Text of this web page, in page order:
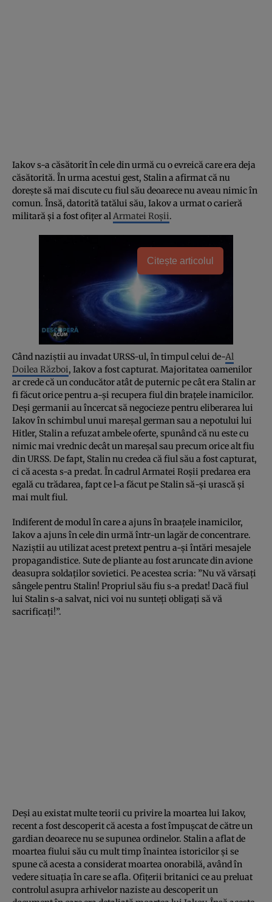
Iakov s-a căsătorit în cele din urmă cu o evreică care era deja
căsătorită. În urma acestui gest, Stalin a afirmat că nu
doreşte să mai discute cu fiul său deoarece nu aveau nimic în
comun. Însă, datorită tatălui său, Iakov a urmat o carieră
militară şi a fost ofiţer alArmatei Roşii.
Citește articolul
Când naziştii au invadat URSS-ul, în timpul celui de-Al
Doilea Război, Iakov a fost capturat. Majoritatea oamenilor
ar crede că un conducător atât de puternic pe cât era Stalin ar
fi făcut orice pentru a-şi recupera fiul din braţele inamicilor.
Deşi germanii au încercat să negocieze pentru eliberarea lui
Iakov în schimbul unui mareşal german sau a nepotului lui
Hitler, Stalin a refuzat ambele oferte, spunând că nu este cu
nimic mai vrednic decât un mareşal sau precum orice alt fiu
din URSS. De fapt, Stalin nu credea că fiul său a fost capturat,
ci că acesta s-a predat. În cadrul Armatei Roşii predarea era
egală cu trădarea, fapt ce l-a făcut pe Stalin să-şi urască şi
mai mult fiul.
Indiferent de modul în care a ajuns în braaţele inamicilor,
Iakov a ajuns în cele din urmă într-un lagăr de concentrare.
Naziştii au utilizat acest pretext pentru a-şi întări mesajele
propagandistice. Sute de pliante au fost aruncate din avione
deasupra soldaţilor sovietici. Pe acestea scria: ”Nu vă vărsaţi
sângele pentru Stalin! Propriul său fiu s-a predat! Dacă fiul
lui Stalin s-a salvat, nici voi nu sunteţi obligaţi să vă
sacrificaţi!”.
Deşi au existat multe teorii cu privire la moartea lui Iakov,
recent a fost descoperit că acesta a fost împuşcat de către un
gardian deoarece nu se supunea ordinelor. Stalin a aflat de
moartea fiului său cu mult timp înaintea istoricilor şi se
spune că acesta a considerat moartea onorabilă, având în
vedere situaţia în care se afla. Ofiţerii britanici ce au preluat
controlul asupra arhivelor naziste au descoperit un